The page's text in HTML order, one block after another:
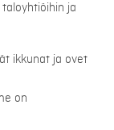
ja
ikkunat ja ovet
on